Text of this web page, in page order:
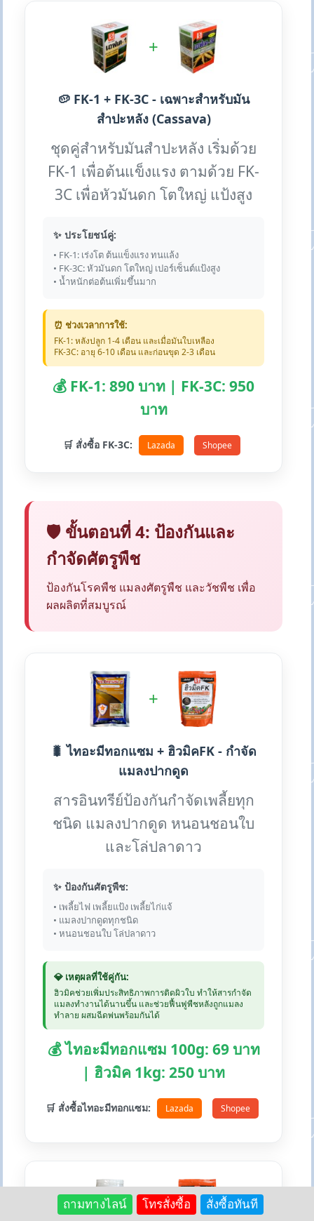
+
🥔 FK-1 + FK-3C - เฉพาะสำหรับมัน
สำปะหลัง (Cassava)
ชุดคู่สำหรับมันสำปะหลัง เริ่มด้วย
FK-1 เพื่อต้นแข็งแรง ตามด้วย FK-
3C เพื่อหัวมันดก โตใหญ่ แป้งสูง
✨ ประโยชน์คู่:
• FK-1: เร่งโต ต้นแข็งแรง ทนแล้ง
• FK-3C: หัวมันดก โตใหญ่ เปอร์เซ็นต์แป้งสูง
• น้ำหนักต่อต้นเพิ่มขึ้นมาก
⏰ ช่วงเวลาการใช้:
FK-1: หลังปลูก 1-4 เดือน และเมื่อมันใบเหลือง
FK-3C: อายุ 6-10 เดือน และก่อนขุด 2-3 เดือน
💰 FK-1: 890 บาท | FK-3C: 950
บาท
🛒 สั่งซื้อ FK-3C: Lazada Shopee
🛡️ ขั้นตอนที่ 4: ป้องกันและ
กำจัดศัตรูพืช
ป้องกันโรคพืช แมลงศัตรูพืช และวัชพืช เพื่อ
ผลผลิตที่สมบูรณ์
+
🐛 ไทอะมีทอกแซม + ฮิวมิคFK - กำจัด
แมลงปากดูด
สารอินทรีย์ป้องกันกำจัดเพลี้ยทุก
ชนิด แมลงปากดูด หนอนชอนใบ
และโล่ปลาดาว
✨ ป้องกันศัตรูพืช:
• เพลี้ยไฟ เพลี้ยแป้ง เพลี้ยไก่แจ้
• แมลงปากดูดทุกชนิด
• หนอนชอนใบ โล่ปลาดาว
💎 เหตุผลที่ใช้คู่กัน:
ฮิวมิคช่วยเพิ่มประสิทธิภาพการติดผิวใบ ทำให้สารกำจัด
แมลงทำงานได้นานขึ้น และช่วยฟื้นฟูพืชหลังถูกแมลง
ทำลาย ผสมฉีดพ่นพร้อมกันได้
💰 ไทอะมีทอกแซม 100g: 69 บาท
| ฮิวมิค 1kg: 250 บาท
🛒 สั่งซื้อไทอะมีทอกแซม: Lazada Shopee
+
ถามทางไลน์ โทรสั่งซื้อ สั่งซื้อทันที